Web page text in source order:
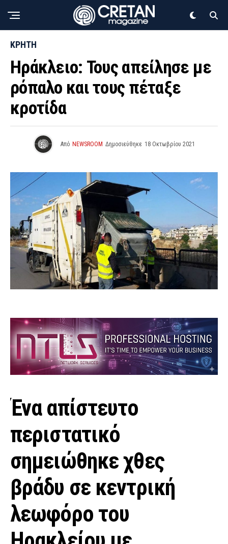
ΚΡΗΤΗ
Ηράκλειο: Τους απείλησε με
ρόπαλο και τους πέταξε
κροτίδα
Από NEWSROOM Δημοσιεύθηκε 18 Οκτωβρίου 2021
Ένα απίστευτο
περιστατικό
σημειώθηκε χθες
βράδυ σε κεντρική
λεωφόρο του